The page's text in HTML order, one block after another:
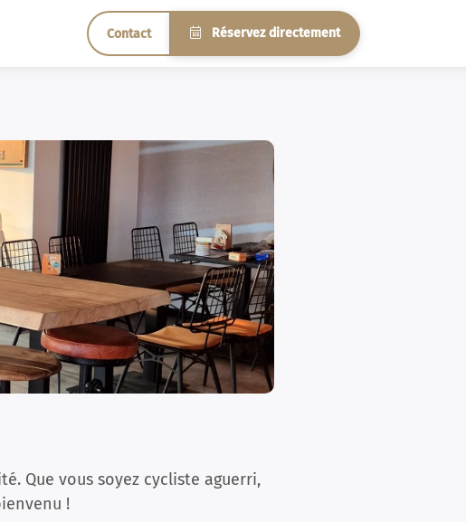
Contact Réservez directement
Que vous soyez cycliste aguerri,
!